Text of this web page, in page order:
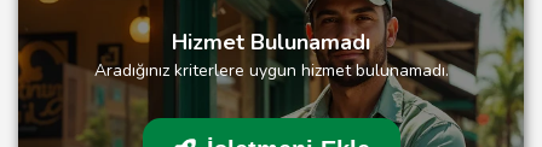
Hizmet Bulunamadı
Aradığınız kriterlere uygun hizmet bulunamadı.